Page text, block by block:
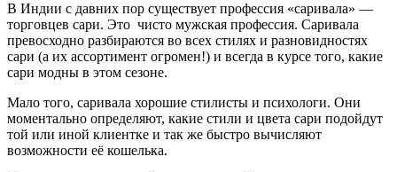
В Индии с давних пор существует профессия «саривала» —
торговцев сари. Это чисто мужская профессия. Саривала
превосходно разбираются во всех стилях и разновидностях
сари (а их ассортимент огромен!) и всегда в курсе того, какие
сари модны в этом сезоне.
Мало того, саривала хорошие стилисты и психологи. Они
моментально определяют, какие стили и цвета сари подойдут
той или иной клиентке и так же быстро вычисляют
возможности её кошелька.